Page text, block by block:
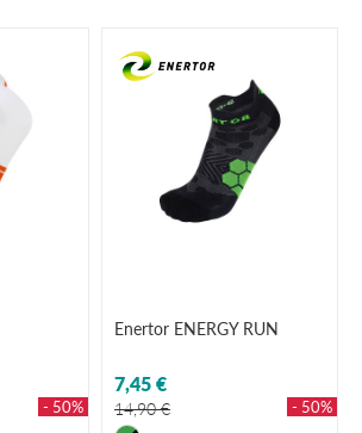
- 50%
Enertor ENERGY RUN
7,45 €
14,90 € - 50%